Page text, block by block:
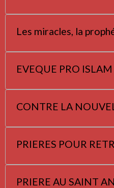
Les miracles, la
EVEQUE PRO ISLAM
CONTRE LA
PRIERES POUR
PRIERE AU SAINT